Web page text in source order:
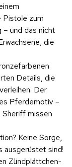
Pistole zum
– und das nicht
die
Details, die
Der
Pferdemotiv –
Sheriff missen
Keine Sorge,
ausgerüstet sind!
Zündplättchen-